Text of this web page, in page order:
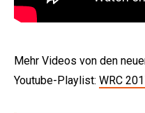
Mehr Videos von den
Youtube-Playlist: WRC